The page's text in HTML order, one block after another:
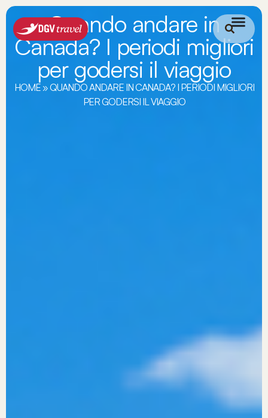
Quando andare in
Canada? I periodi migliori
per godersi il viaggio
HOME»QUANDO ANDARE IN CANADA? I PERIODI MIGLIORI
PER GODERSI IL VIAGGIO